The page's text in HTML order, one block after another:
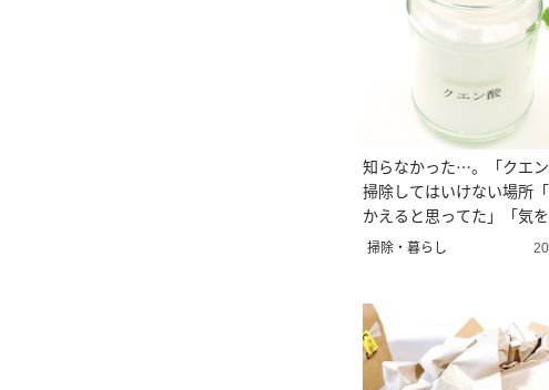
知らなかった…。「クエ
掃除してはいけない場所
かえると思ってた」「気
す」
掃除・暮らし